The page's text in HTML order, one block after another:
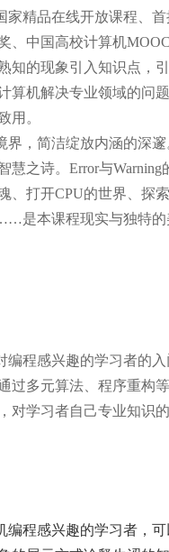
家精品在线开放课程、
、中国高校计算机
知的现象引入知识点，
算机解决专业领域的问
用。
界，简洁绽放内涵的深
慧之诗。Error与
、打开CPU的世界、探
是本课程现实与独特的
编程感兴趣的学习者的
过多元算法、程序重构
对学习者自己专业知识
编程感兴趣的学习者，